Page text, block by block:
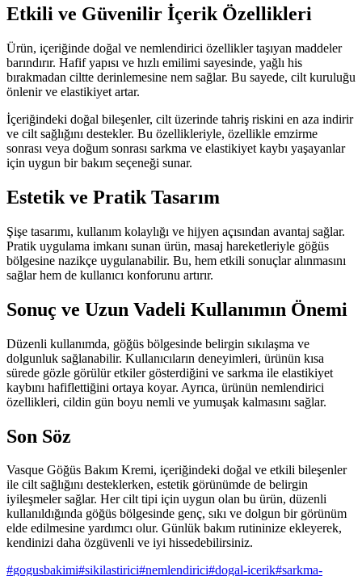
Etkili ve Güvenilir İçerik Özellikleri
Ürün, içeriğinde doğal ve nemlendirici özellikler taşıyan maddeler
barındırır. Hafif yapısı ve hızlı emilimi sayesinde, yağlı his
bırakmadan ciltte derinlemesine nem sağlar. Bu sayede, cilt kuruluğu
önlenir ve elastikiyet artar.
İçeriğindeki doğal bileşenler, cilt üzerinde tahriş riskini en aza indirir
ve cilt sağlığını destekler. Bu özellikleriyle, özellikle emzirme
sonrası veya doğum sonrası sarkma ve elastikiyet kaybı yaşayanlar
için uygun bir bakım seçeneği sunar.
Estetik ve Pratik Tasarım
Şişe tasarımı, kullanım kolaylığı ve hijyen açısından avantaj sağlar.
Pratik uygulama imkanı sunan ürün, masaj hareketleriyle göğüs
bölgesine nazikçe uygulanabilir. Bu, hem etkili sonuçlar alınmasını
sağlar hem de kullanıcı konforunu artırır.
Sonuç ve Uzun Vadeli Kullanımın Önemi
Düzenli kullanımda, göğüs bölgesinde belirgin sıkılaşma ve
dolgunluk sağlanabilir. Kullanıcıların deneyimleri, ürünün kısa
sürede gözle görülür etkiler gösterdiğini ve sarkma ile elastikiyet
kaybını hafiflettiğini ortaya koyar. Ayrıca, ürünün nemlendirici
özellikleri, cildin gün boyu nemli ve yumuşak kalmasını sağlar.
Son Söz
Vasque Göğüs Bakım Kremi, içeriğindeki doğal ve etkili bileşenler
ile cilt sağlığını desteklerken, estetik görünümde de belirgin
iyileşmeler sağlar. Her cilt tipi için uygun olan bu ürün, düzenli
kullanıldığında göğüs bölgesinde genç, sıkı ve dolgun bir görünüm
elde edilmesine yardımcı olur. Günlük bakım rutininize ekleyerek,
kendinizi daha özgüvenli ve iyi hissedebilirsiniz.
#gogusbakimi#sikilastirici#nemlendirici#dogal-icerik#sarkma-